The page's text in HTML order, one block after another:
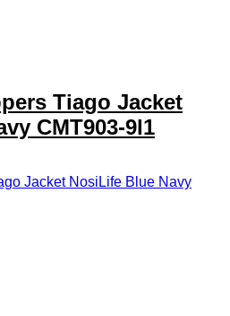
Tiago Jacket
CMT903-9l1